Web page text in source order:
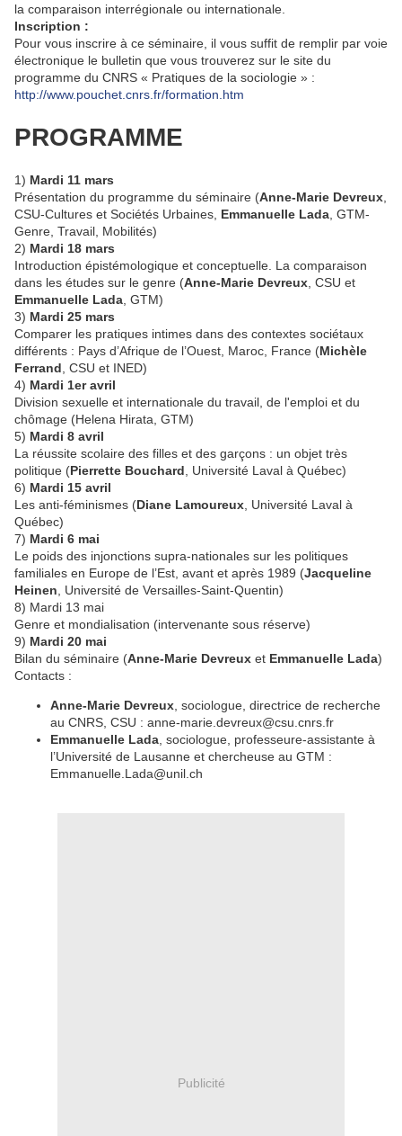
la comparaison interrégionale ou internationale.
Inscription :
Pour vous inscrire à ce séminaire, il vous suffit de remplir par voie
électronique le bulletin que vous trouverez sur le site du
programme du CNRS « Pratiques de la sociologie » :
http://www.pouchet.cnrs.fr/formation.htm
PROGRAMME
1) Mardi 11 mars
Présentation du programme du séminaire (Anne-Marie Devreux
CSU-Cultures et Sociétés Urbaines, Emmanuelle Lada , GTM-
Genre, Travail, Mobilités)
2) Mardi 18 mars
Introduction épistémologique et conceptuelle. La comparaison
dans les études sur le genre (Anne-Marie Devreux , CSU et
Emmanuelle Lada , GTM)
3) Mardi 25 mars
Comparer les pratiques intimes dans des contextes sociétaux
différents : Pays d’Afrique de l’Ouest, Maroc, France (Michèle
Ferrand , CSU et INED)
4) Mardi 1er avril
Division sexuelle et internationale du travail, de l'emploi et du
chômage (Helena Hirata, GTM)
5) Mardi 8 avril
La réussite scolaire des filles et des garçons : un objet très
politique (Pierrette Bouchard , Université Laval à Québec)
6) Mardi 15 avril
Les anti-féminismes (Diane Lamoureux , Université Laval à
Québec)
7) Mardi 6 mai
Le poids des injonctions supra-nationales sur les politiques
familiales en Europe de l’Est, avant et après 1989 (Jacqueline
Heinen , Université de Versailles-Saint-Quentin)
8) Mardi 13 mai
Genre et mondialisation (intervenante sous réserve)
9) Mardi 20 mai
Bilan du séminaire (Anne-Marie Devreux et Emmanuelle Lada)
Contacts :
Anne-Marie Devreux , sociologue, directrice de recherche
au CNRS, CSU : anne-marie.devreux@csu.cnrs.fr
Emmanuelle Lada , sociologue, professeure-assistante à
l’Université de Lausanne et chercheuse au GTM :
Emmanuelle.Lada@unil.ch
Publicité